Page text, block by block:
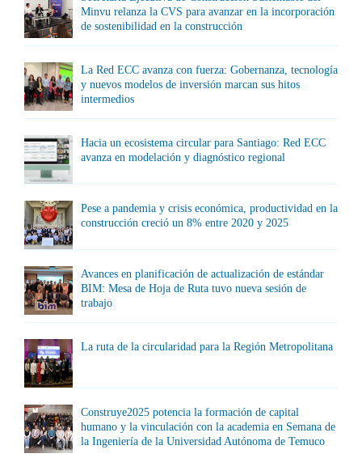
Minvu relanza la CVS para avanzar en la incorporación
de sostenibilidad en la construcción
La Red ECC avanza con fuerza: Gobernanza, tecnología
y nuevos modelos de inversión marcan sus hitos
intermedios
Hacia un ecosistema circular para Santiago: Red ECC
avanza en modelación y diagnóstico regional
Pese a pandemia y crisis económica, productividad en la
construcción creció un 8% entre 2020 y 2025
Avances en planificación de actualización de estándar
BIM: Mesa de Hoja de Ruta tuvo nueva sesión de
trabajo
La ruta de la circularidad para la Región Metropolitana
Construye2025 potencia la formación de capital
humano y la vinculación con la academia en Semana de
la Ingeniería de la Universidad Autónoma de Temuco